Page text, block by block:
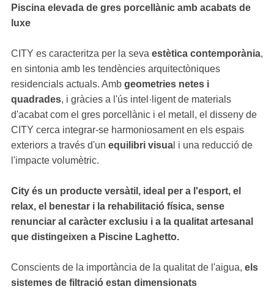
Piscina elevada de gres porcellànic amb acabats de
luxe
CITY es caracteritza per la seva estètica contemporània,
en sintonia amb les tendències arquitectòniques
residencials actuals. Amb geometries netes i
quadrades, i gràcies a l'ús intel·ligent de materials
d'acabat com el gres porcellànic i el metall, el disseny de
CITY cerca integrar-se harmoniosament en els espais
exteriors a través d'un equilibri visual i una reducció de
l'impacte volumètric.
City és un producte versàtil, ideal per a l'esport, el
relax, el benestar i la rehabilitació física, sense
renunciar al caràcter exclusiu i a la qualitat artesanal
que distingeixen a Piscine Laghetto.
Conscients de la importància de la qualitat de l'aigua, els
sistemes de filtració estan dimensionats